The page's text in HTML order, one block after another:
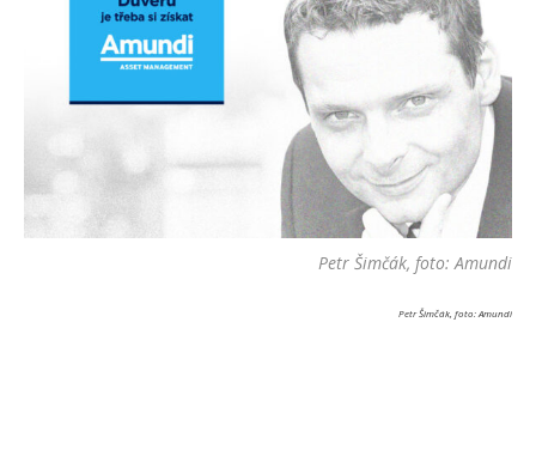
Petr Šimčák, foto: Amundi
Petr Šimčák, foto: Amundi